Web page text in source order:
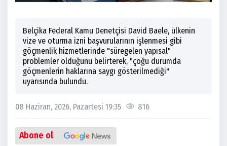
Belçika Federal Kamu Denetçisi David Baele, ülkenin
vize ve oturma izni başvurularının işlenmesi gibi
göçmenlik hizmetlerinde "süregelen yapısal"
problemler olduğunu belirterek, "çoğu durumda
göçmenlerin haklarına saygı gösterilmediği"
uyarısında bulundu.
08 Haziran, 2026, Pazartesi 19:35 816
Abone ol